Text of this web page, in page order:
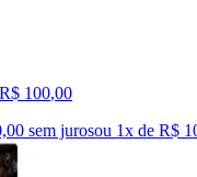
R$ 100,00
sem jurosou 1x de R$